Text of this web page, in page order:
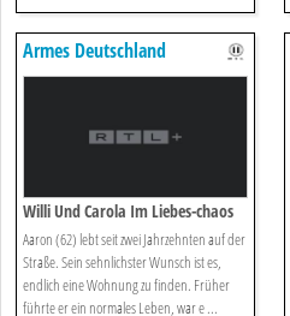
Armes Deutschland
Willi Und Carola Im Liebes-chaos
Aaron (62) lebt seit zwei Jahrzehnten auf der
Straße. Sein sehnlichster Wunsch ist es,
endlich eine Wohnung zu finden. Früher
führte er ein normales Leben, war e ...